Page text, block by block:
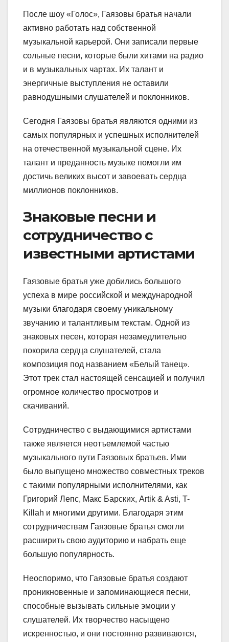
После шоу «Голос», Гаязовы братья начали
активно работать над собственной
музыкальной карьерой. Они записали первые
сольные песни, которые были хитами на радио
и в музыкальных чартах. Их талант и
энергичные выступления не оставили
равнодушными слушателей и поклонников.
Сегодня Гаязовы братья являются одними из
самых популярных и успешных исполнителей
на отечественной музыкальной сцене. Их
талант и преданность музыке помогли им
достичь великих высот и завоевать сердца
миллионов поклонников.
Знаковые песни и
сотрудничество с
известными артистами
Гаязовые братья уже добились большого
успеха в мире российской и международной
музыки благодаря своему уникальному
звучанию и талантливым текстам. Одной из
знаковых песен, которая незамедлительно
покорила сердца слушателей, стала
композиция под названием «Белый танец».
Этот трек стал настоящей сенсацией и получил
огромное количество просмотров и
скачиваний.
Сотрудничество с выдающимися артистами
также является неотъемлемой частью
музыкального пути Гаязовых братьев. Ими
было выпущено множество совместных треков
с такими популярными исполнителями, как
Григорий Лепс, Макс Барских, Artik & Asti, T-
Killah и многими другими. Благодаря этим
сотрудничествам Гаязовые братья смогли
расширить свою аудиторию и набрать еще
большую популярность.
Неоспоримо, что Гаязовые братья создают
проникновенные и запоминающиеся песни,
способные вызывать сильные эмоции у
слушателей. Их творчество насыщено
искренностью, и они постоянно развиваются,